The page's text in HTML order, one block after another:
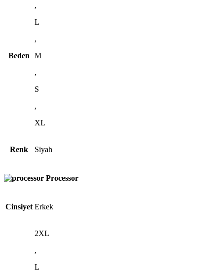
Beden
,
L
,
M
,
S
,
XL
Renk Siyah
Processor
Cinsiyet Erkek
2XL
,
L